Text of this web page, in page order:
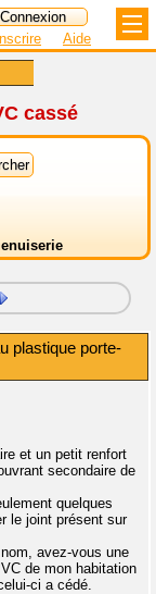
Aide
cassé
plastique porte-
et un petit renfort
secondaire de
quelques
le joint présent sur
avez-vous une
de mon habitation
ci a cédé.